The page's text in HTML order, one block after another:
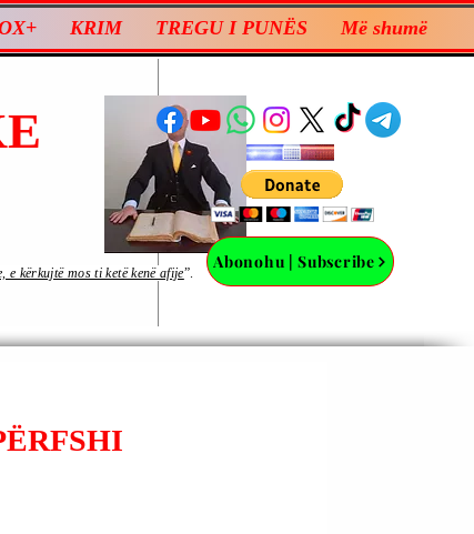
KRIM TREGU I PUNËS Më shumë
Abonohu | Subscribe
e kërkujtë mos ti ketë kenë afije”.